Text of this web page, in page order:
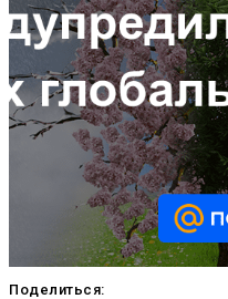
Поделиться: